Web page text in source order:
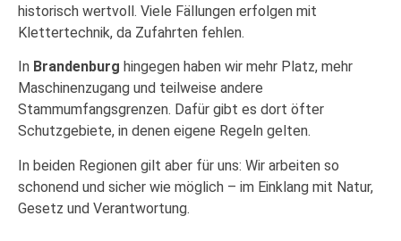
historisch wertvoll. Viele Fällungen erfolgen mit
Klettertechnik, da Zufahrten fehlen.
In Brandenburg hingegen haben wir mehr Platz, mehr
Maschinenzugang und teilweise andere
Stammumfangsgrenzen. Dafür gibt es dort öfter
Schutzgebiete, in denen eigene Regeln gelten.
In beiden Regionen gilt aber für uns: Wir arbeiten so
schonend und sicher wie möglich – im Einklang mit Natur,
Gesetz und Verantwortung.